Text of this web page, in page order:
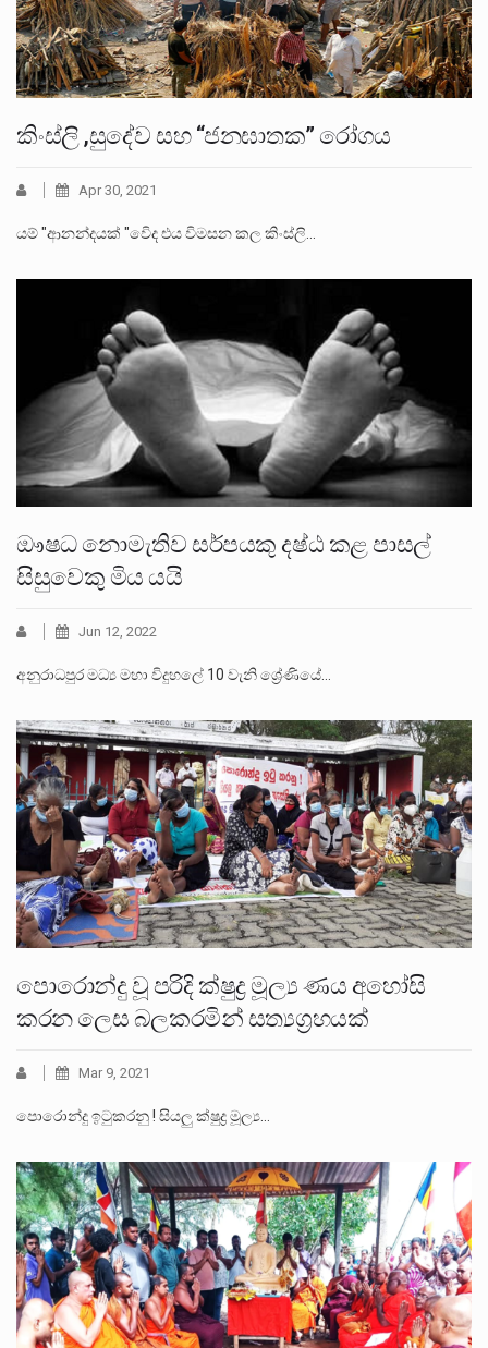
කිංස්ලි ,සුදේව සහ “ජනඝාතක” රෝගය
Apr 30, 2021
යම් "ආනන්දයක් "වෙිද එය විමසන කල කිංස්ලි…
ඖෂධ නොමැතිව සර්පයකු දෂ්ඨ කළ පාසල්
සිසුවෙකු මිය යයි
Jun 12, 2022
අනුරාධපුර මධ්‍ය මහා විදුහලේ 10 වැනි ශ්‍රේණියේ…
පොරොන්දු වූ පරිදි ක්ෂුද්‍ර මූල්‍ය ණය අහෝසි
කරන ලෙස බලකරමින් සත්‍යග්‍රහයක්
Mar 9, 2021
පොරොන්දු ඉටුකරනු ! සියලු ක්ෂුද්‍ර මූල්‍ය…